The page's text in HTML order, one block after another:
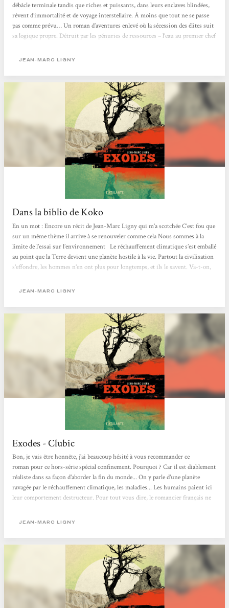
débâcle terminale tandis que riches et puissants, dans leurs enclaves blindées,
rêvent d’immortalité et de voyage interstellaire. À moins que tout ne se passe
pas comme prévu… Un roman d’aventures enlevé où la sécession des élites suit
sa logique propre. Détruit par les pénuries de ressources – l’eau au premier chef
sombre. La très vaste majorité de la population...
JEAN-MARC LIGNY
Dans la biblio de Koko
En un mot : Encore un récit de Jean-Marc Ligny qui m’a scotchée C’est fou que
sur un même thème il arrive à se renouveler comme cela Nous sommes à la
limite de l’essai sur l’environnement Le réchauffement climatique s’est emballé
au point que la Terre devient une planète hostile à la vie. Partout la civilisation
s’effondre, les hommes n’en ont plus pour longtemps, et ils le savent. Va-t-on,
poursuivre notre train-train comme si de rien n’était ? Va-t-on, comme
JEAN-MARC LIGNY
Exodes - Clubic
Bon, je vais être honnête, j'ai beaucoup hésité à vous recommander ce
roman pour ce hors-série spécial confinement. Pourquoi ? Car il est diablement
réaliste dans sa façon d'aborder la fin du monde... On y parle d'une planète
ravagée par le réchauffement climatique, les maladies... Les humains paient ici
leur comportement destructeur. Pour tout vous dire, le romancier français ne
réserver aux âmes sensibles.Le récit suit les péripéties d'une dizaine de
JEAN-MARC LIGNY